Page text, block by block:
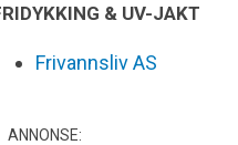
& UV-JAKT
Frivannsliv AS
ANNONSE: